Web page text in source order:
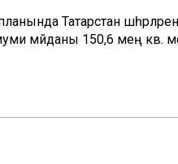
Татарстан
мәйданы 150,6 мең кв.